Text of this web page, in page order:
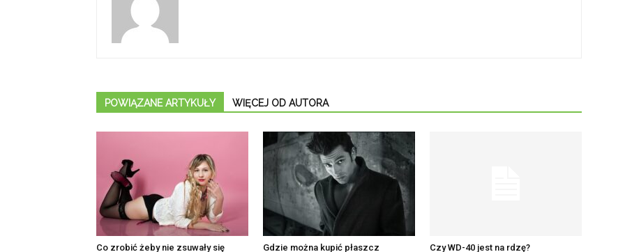
POWIĄZANE ARTYKUŁY WIĘCEJ OD AUTORA
Co zrobić żeby nie zsuwały się
Gdzie można kupić płaszcz
Czy WD-40 jest na rdzę?